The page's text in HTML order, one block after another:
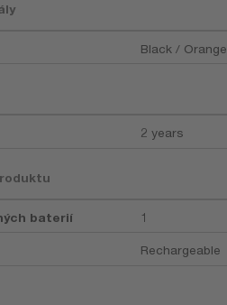
Black / Orange
2 years
baterií 1
Rechargeable